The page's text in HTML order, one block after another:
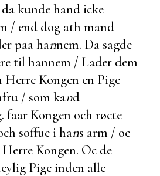
kunde hand icke
/ end dog ath mand
paa hannem. Da sagde
til hannem / Lader dem
Herre Kongen en Pige
/ som kand
faar Kongen och røcte
soffue i hans arm / oc
Kongen. Oc de
Pige inden alle